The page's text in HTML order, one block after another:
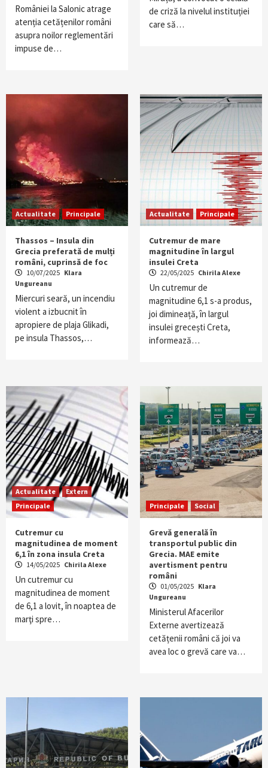
României la Salonic atrage
atenția cetățenilor români
asupra noilor reglementări
impuse de…
de criză la nivelul instituției
care să…
Actualitate Principale
Thassos – Insula din
Grecia preferată de mulți
români, cuprinsă de foc
10/07/2025 Klara
Ungureanu
Miercuri seară, un incendiu
violent a izbucnit în
apropiere de plaja Glikadi,
pe insula Thassos,…
Actualitate Principale
Cutremur de mare
magnitudine în largul
insulei Creta
22/05/2025 Chirila Alexe
Un cutremur de
magnitudine 6,1 s-a produs,
joi dimineață, în largul
insulei grecești Creta,
informează…
Actualitate
Extern
Principale
Cutremur cu
magnitudinea de moment
6,1 în zona insula Creta
14/05/2025 Chirila Alexe
Un cutremur cu
magnitudinea de moment
de 6,1 a lovit, în noaptea de
marţi spre…
Principale Social
Grevă generală în
transportul public din
Grecia. MAE emite
avertisment pentru
români
01/05/2025 Klara
Ungureanu
Ministerul Afacerilor
Externe avertizează
cetățenii români că joi va
avea loc o grevă care va…